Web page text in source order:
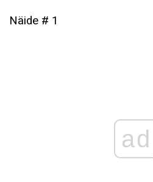
Näide # 1
ad